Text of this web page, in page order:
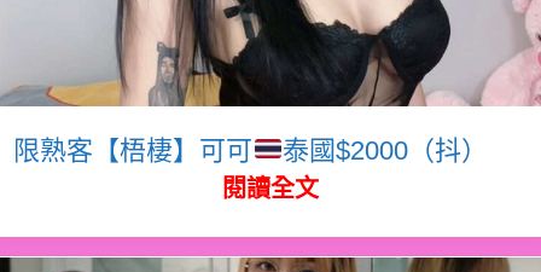
限熟客【梧棲】可可 泰國$2000（抖）
閱讀全文